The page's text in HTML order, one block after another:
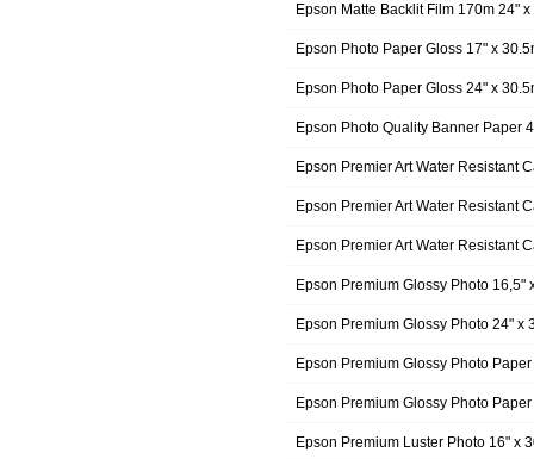
Epson Matte Backlit Film 170m 24"
Epson Photo Paper Gloss 17" x
Epson Photo Paper Gloss 24" x
Epson Photo Quality Banner Paper
Epson Premier Art Water Resistant
Epson Premier Art Water Resistant
Epson Premier Art Water Resistant
Epson Premium Glossy Photo
Epson Premium Glossy Photo 24" x
Epson Premium Glossy Photo
Epson Premium Glossy Photo
Epson Premium Luster Photo 16" x